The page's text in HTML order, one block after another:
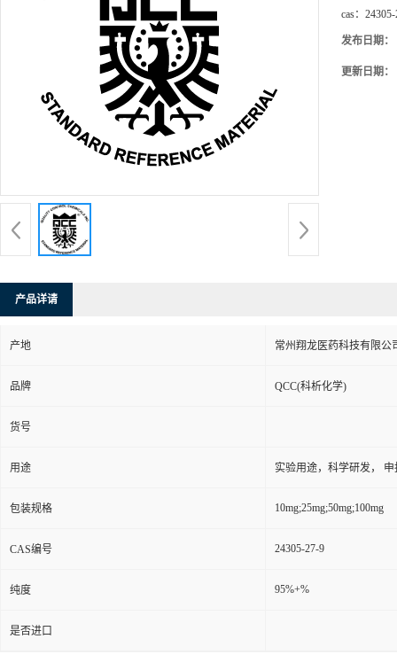
cas：
发布日期：
更新日期：
产品详请
产地 常州翔龙医药科技有限公
品牌 QCC(科析化学)
货号
用途 实验用途，科学研发， 申
包装规格 10mg;25mg;50mg;100mg
CAS编号 24305-27-9
纯度 95%+%
是否进口